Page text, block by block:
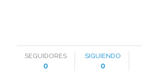
SEGUIDORES
0
SIGUIENDO
0